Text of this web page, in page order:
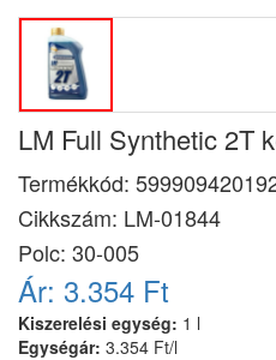
LM Full Synthetic 2T
Termékkód:
Cikkszám: LM-01844
Polc: 30-005
Ár: 3.354 Ft
Kiszerelési egység: 1 l
Egységár: 3.354 Ft/l